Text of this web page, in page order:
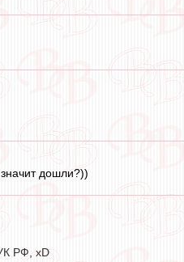
дошли?))
РФ, xD